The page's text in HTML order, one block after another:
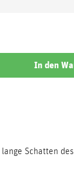
In den
Schatten des